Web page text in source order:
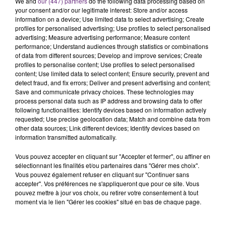
rémois. Le magasin JouéClub est contraint de
fermer ses portes.
TITRES DIFFUSÉS
22h17
22h17
ORELSAN
Ailleurs
22h13
22h13
TAYLOR SWIFT
Elizabeth Taylor
22h10
22h10 22h08
22h08
your consent and/or our legitimate interest: Store and/or access
information on a device; Use limited data to select advertising; Create
profiles for personalised advertising; Use profiles to select personalised
advertising; Measure advertising performance; Measure content
performance; Understand audiences through statistics or combinations
of data from different sources; Develop and improve services; Create
profiles to personalise content; Use profiles to select personalised
content; Use limited data to select content; Ensure security, prevent and
detect fraud, and fix errors; Deliver and present advertising and content;
Save and communicate privacy choices. These technologies may
process personal data such as IP address and browsing data to offer
following functionalities: Identify devices based on information actively
requested; Use precise geolocation data; Match and combine data from
other data sources; Link different devices; Identify devices based on
information transmitted automatically.
Vous pouvez accepter en cliquant sur "Accepter et fermer", ou affiner en
sélectionnant les finalités et/ou partenaires dans "Gérer mes choix".
Vous pouvez également refuser en cliquant sur "Continuer sans
accepter". Vos préférences ne s'appliqueront que pour ce site. Vous
pouvez mettre à jour vos choix, ou retirer votre consentement à tout
moment via le lien "Gérer les cookies" situé en bas de chaque page.